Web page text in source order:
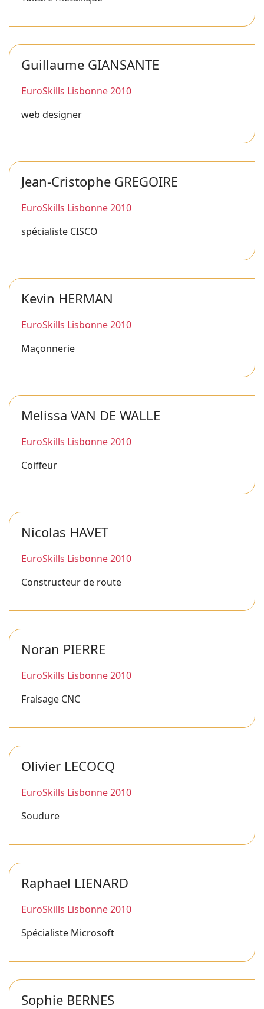
Guillaume GIANSANTE
EuroSkills Lisbonne 2010
web designer
Jean-Cristophe GREGOIRE
EuroSkills Lisbonne 2010
spécialiste CISCO
Kevin HERMAN
EuroSkills Lisbonne 2010
Maçonnerie
Melissa VAN DE WALLE
EuroSkills Lisbonne 2010
Coiffeur
Nicolas HAVET
EuroSkills Lisbonne 2010
Constructeur de route
Noran PIERRE
EuroSkills Lisbonne 2010
Fraisage CNC
Olivier LECOCQ
EuroSkills Lisbonne 2010
Soudure
Raphael LIENARD
EuroSkills Lisbonne 2010
Spécialiste Microsoft
Sophie BERNES